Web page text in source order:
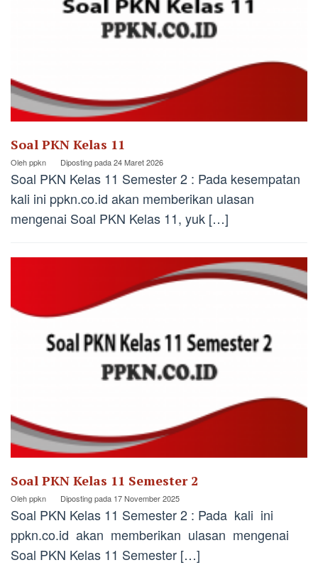
Soal PKN Kelas 11
Olehppkn Diposting pada24 Maret 2026
Soal PKN Kelas 11 Semester 2 : Pada kesempatan
kali ini ppkn.co.id akan memberikan ulasan
mengenai Soal PKN Kelas 11, yuk […]
Soal PKN Kelas 11 Semester 2
Olehppkn Diposting pada 17 November 2025
Soal PKN Kelas 11 Semester 2 : Pada kali ini
ppkn.co.id akan memberikan ulasan mengenai
Soal PKN Kelas 11 Semester […]